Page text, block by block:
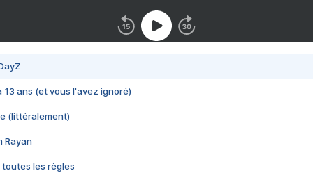
13 ans (et vous l'avez ignoré)
(littéralement)
Rayan
toutes les règles